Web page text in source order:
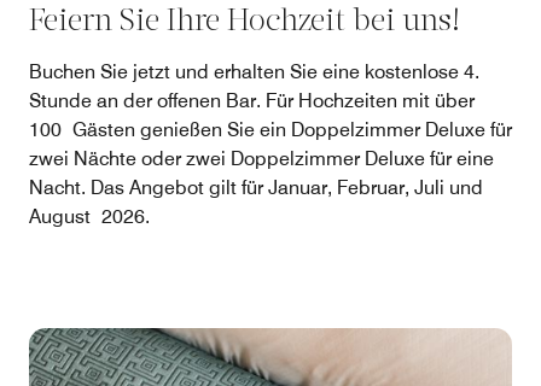
Feiern Sie Ihre Hochzeit bei uns!
Buchen Sie jetzt und erhalten Sie eine kostenlose 4.
Stunde an der offenen Bar. Für Hochzeiten mit über
100 Gästen genießen Sie ein Doppelzimmer Deluxe für
zwei Nächte oder zwei Doppelzimmer Deluxe für eine
Nacht. Das Angebot gilt für Januar, Februar, Juli und
August 2026.